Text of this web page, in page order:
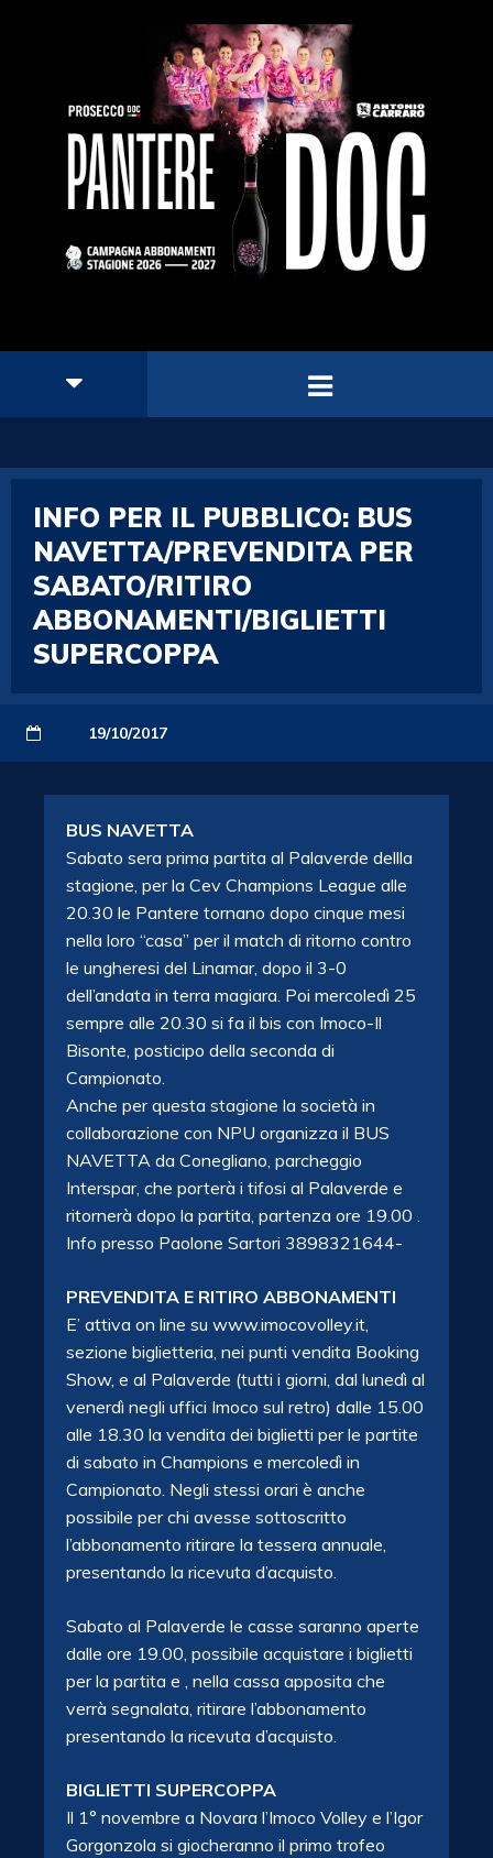
INFO PER IL PUBBLICO: BUS
NAVETTA/PREVENDITA PER
SABATO/RITIRO
ABBONAMENTI/BIGLIETTI
SUPERCOPPA
19/10/2017
BUS NAVETTA
Sabato sera prima partita al Palaverde dellla
stagione, per la Cev Champions League alle
20.30 le Pantere tornano dopo cinque mesi
nella loro “casa” per il match di ritorno contro
le ungheresi del Linamar, dopo il 3-0
dell’andata in terra magiara. Poi mercoledì 25
sempre alle 20.30 si fa il bis con Imoco-Il
Bisonte, posticipo della seconda di
Campionato.
Anche per questa stagione la società in
collaborazione con NPU organizza il BUS
NAVETTA da Conegliano, parcheggio
Interspar, che porterà i tifosi al Palaverde e
ritornerà dopo la partita, partenza ore 19.00 .
Info presso Paolone Sartori 3898321644-
PREVENDITA E RITIRO ABBONAMENTI
E’ attiva on line su www.imocovolley.it,
sezione biglietteria, nei punti vendita Booking
Show, e al Palaverde (tutti i giorni, dal lunedì al
venerdì negli uffici Imoco sul retro) dalle 15.00
alle 18.30 la vendita dei biglietti per le partite
di sabato in Champions e mercoledì in
Campionato. Negli stessi orari è anche
possibile per chi avesse sottoscritto
l’abbonamento ritirare la tessera annuale,
presentando la ricevuta d’acquisto.
Sabato al Palaverde le casse saranno aperte
dalle ore 19.00, possibile acquistare i biglietti
per la partita e , nella cassa apposita che
verrà segnalata, ritirare l’abbonamento
presentando la ricevuta d’acquisto.
BIGLIETTI SUPERCOPPA
Il 1° novembre a Novara l’Imoco Volley e l’Igor
Gorgonzola si giocheranno il primo trofeo